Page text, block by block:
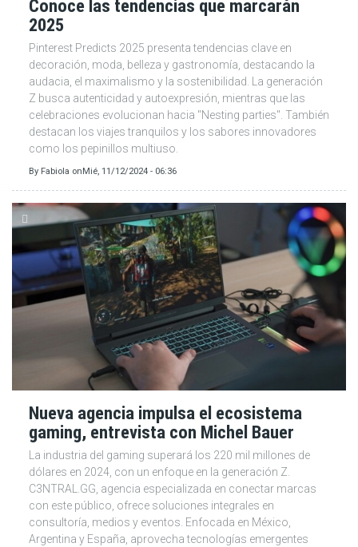
Conoce las tendencias que marcarán
2025
Pinterest Predicts 2025 presenta tendencias clave en
decoración, moda, belleza y gastronomía, destacando la
audacia, el maximalismo y la sostenibilidad. La generación
Z busca autenticidad y autoexpresión, mientras que las
celebraciones evolucionan hacia "Nesting parties". También
destacan los viajes tranquilos y los sabores innovadores
como los pepinillos multiuso.
By Fabiola onMié, 11/12/2024 - 06:36
Nueva agencia impulsa el ecosistema
gaming, entrevista con Michel Bauer
La industria del gaming superará los 220 mil millones de
dólares en 2024, con un enfoque en la generación Z.
C3NTRAL.GG, agencia especializada en conectar marcas
con este público, ofrece soluciones integrales en
consultoría, medios y eventos. Enfocada en México,
Argentina y España, aprovecha tecnologías emergentes